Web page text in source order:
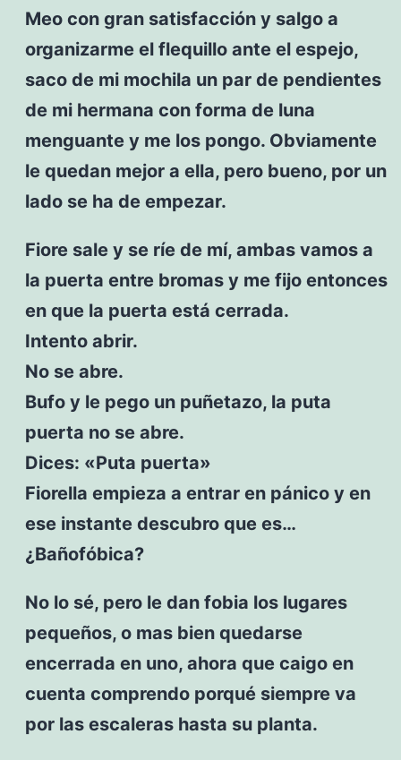
Meo con gran satisfacción y salgo a
organizarme el flequillo ante el espejo,
saco de mi mochila un par de pendientes
de mi hermana con forma de luna
menguante y me los pongo. Obviamente
le quedan mejor a ella, pero bueno, por un
lado se ha de empezar.
Fiore sale y se ríe de mí, ambas vamos a
la puerta entre bromas y me fijo entonces
en que la puerta está cerrada.
Intento abrir.
No se abre.
Bufo y le pego un puñetazo, la puta
puerta no se abre.
Dices: «Puta puerta»
Fiorella empieza a entrar en pánico y en
ese instante descubro que es…
¿Bañofóbica?
No lo sé, pero le dan fobia los lugares
pequeños, o mas bien quedarse
encerrada en uno, ahora que caigo en
cuenta comprendo porqué siempre va
por las escaleras hasta su planta.